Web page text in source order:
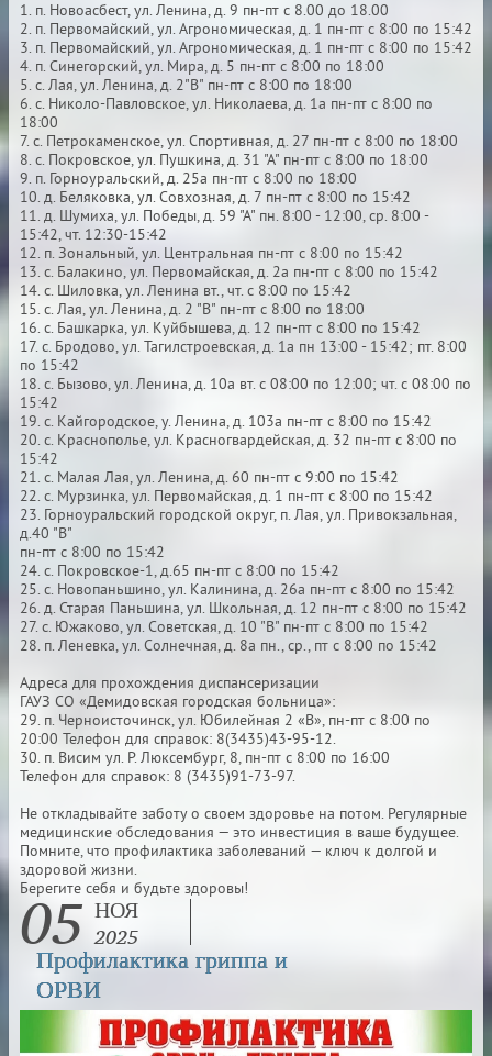
1. п. Новоасбест, ул. Ленина, д. 9 пн-пт с 8.00 до 18.00
2. п. Первомайский, ул. Агрономическая, д. 1 пн-пт с 8:00 по 15:42
3. п. Первомайский, ул. Агрономическая, д. 1 пн-пт с 8:00 по 15:42
4. п. Синегорский, ул. Мира, д. 5 пн-пт с 8:00 по 18:00
5. с. Лая, ул. Ленина, д. 2"В" пн-пт с 8:00 по 18:00
6. с. Николо-Павловское, ул. Николаева, д. 1а пн-пт с 8:00 по
18:00
7. с. Петрокаменское, ул. Спортивная, д. 27 пн-пт с 8:00 по 18:00
8. с. Покровское, ул. Пушкина, д. 31 "А" пн-пт с 8:00 по 18:00
9. п. Горноуральский, д. 25а пн-пт с 8:00 по 18:00
10. д. Беляковка, ул. Совхозная, д. 7 пн-пт с 8:00 по 15:42
11. д. Шумиха, ул. Победы, д. 59 "А" пн. 8:00 - 12:00, ср. 8:00 -
15:42, чт. 12:30-15:42
12. п. Зональный, ул. Центральная пн-пт с 8:00 по 15:42
13. с. Балакино, ул. Первомайская, д. 2а пн-пт с 8:00 по 15:42
14. с. Шиловка, ул. Ленина вт., чт. с 8:00 по 15:42
15. с. Лая, ул. Ленина, д. 2 "В" пн-пт с 8:00 по 18:00
16. с. Башкарка, ул. Куйбышева, д. 12 пн-пт с 8:00 по 15:42
17. с. Бродово, ул. Тагилстроевская, д. 1а пн 13:00 - 15:42; пт. 8:00
по 15:42
18. с. Бызово, ул. Ленина, д. 10а вт. с 08:00 по 12:00; чт. с 08:00 по
15:42
19. с. Кайгородское, у. Ленина, д. 103а пн-пт с 8:00 по 15:42
20. с. Краснополье, ул. Красногвардейская, д. 32 пн-пт с 8:00 по
15:42
21. с. Малая Лая, ул. Ленина, д. 60 пн-пт с 9:00 по 15:42
22. с. Мурзинка, ул. Первомайская, д. 1 пн-пт с 8:00 по 15:42
23. Горноуральский городской округ, п. Лая, ул. Привокзальная,
д.40 "В"
пн-пт с 8:00 по 15:42
24. с. Покровское-1, д.65 пн-пт с 8:00 по 15:42
25. с. Новопаньшино, ул. Калинина, д. 26а пн-пт с 8:00 по 15:42
26. д. Старая Паньшина, ул. Школьная, д. 12 пн-пт с 8:00 по 15:42
27. с. Южаково, ул. Советская, д. 10 "В" пн-пт с 8:00 по 15:42
28. п. Леневка, ул. Солнечная, д. 8а пн., ср., пт с 8:00 по 15:42
Адреса для прохождения диспансеризации
ГАУЗ СО «Демидовская городская больница»:
29. п. Черноисточинск, ул. Юбилейная 2 «В», пн-пт с 8:00 по
20:00 Телефон для справок: 8(3435)43-95-12.
30. п. Висим ул. Р. Люксембург, 8, пн-пт с 8:00 по 16:00
Телефон для справок: 8 (3435)91-73-97.
Не откладывайте заботу о своем здоровье на потом. Регулярные
медицинские обследования — это инвестиция в ваше будущее.
Помните, что профилактика заболеваний — ключ к долгой и
здоровой жизни.
Берегите себя и будьте здоровы!
05 НОЯ
2025
Профилактика гриппа и
ОРВИ